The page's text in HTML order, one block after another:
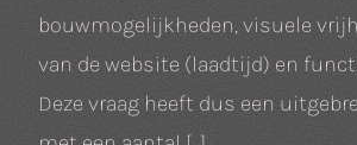
bouwmogelijkheden, visuele
van de website (laadtijd) en
Deze vraag heeft dus een